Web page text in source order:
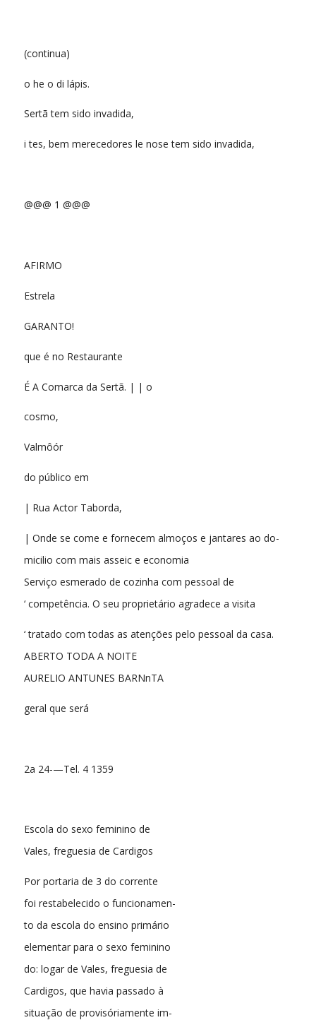
(continua)
o he o di lápis.
Sertã tem sido invadida,
i tes, bem merecedores le nose tem sido invadida,
@@@ 1 @@@
AFIRMO
Estrela
GARANTO!
que é no Restaurante
É A Comarca da Sertã. | | o
cosmo,
Valmôór
do público em
| Rua Actor Taborda,
| Onde se come e fornecem almoços e jantares ao do-
micilio com mais asseic e economia
Serviço esmerado de cozinha com pessoal de
‘ competência. O seu proprietário agradece a visita
‘ tratado com todas as atenções pelo pessoal da casa.
ABERTO TODA A NOITE
AURELIO ANTUNES BARNnTA
geral que será
2a 24-—Tel. 4 1359
Escola do sexo feminino de
Vales, freguesia de Cardigos
Por portaria de 3 do corrente
foi restabelecido o funcionamen-
to da escola do ensino primário
elementar para o sexo feminino
do: logar de Vales, freguesia de
Cardigos, que havia passado à
situação de provisóriamente im-